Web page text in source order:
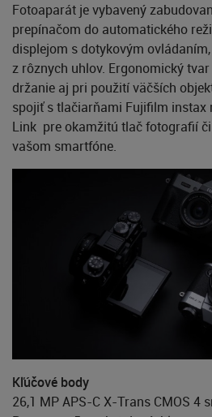
Fotoaparát je vybavený
prepínačom do automatického
displejom s dotykovým
z rôznych uhlov. Ergonomický
držanie aj pri použití väčších
spojiť s tlačiarňami Fujifilm instax
Link pre okamžitú tlač fotografií
vašom smartfóne.
Kľúčové body
26,1 MP APS-C X-Trans CMOS 4